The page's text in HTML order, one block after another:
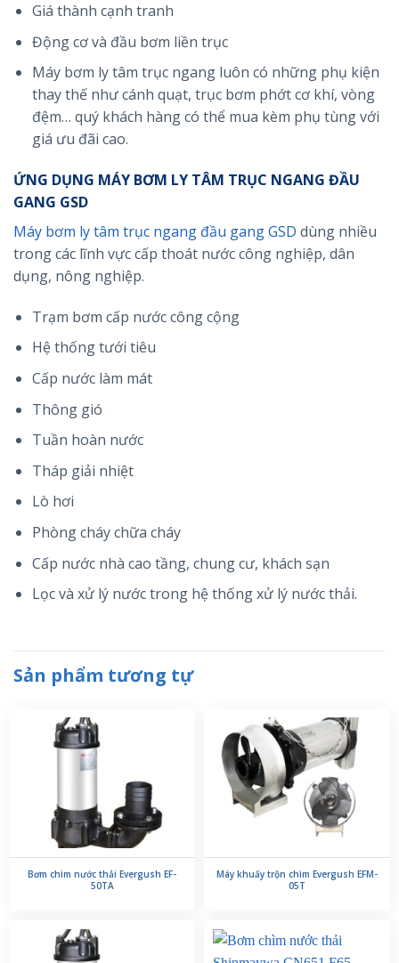
Giá thành cạnh tranh
Động cơ và đầu bơm liền trục
Máy bơm ly tâm trục ngang luôn có những phụ kiện
thay thế như cánh quạt, trục bơm phớt cơ khí, vòng
đệm… quý khách hàng có thể mua kèm phụ tùng với
giá ưu đãi cao.
ỨNG DỤNG MÁY BƠM LY TÂM TRỤC NGANG ĐẦU
GANG GSD
Máy bơm ly tâm trục ngang đầu gang GSD dùng nhiều
trong các lĩnh vực cấp thoát nước công nghiệp, dân
dụng, nông nghiệp.
Trạm bơm cấp nước công cộng
Hệ thống tưới tiêu
Cấp nước làm mát
Thông gió
Tuần hoàn nước
Tháp giải nhiệt
Lò hơi
Phòng cháy chữa cháy
Cấp nước nhà cao tầng, chung cư, khách sạn
Lọc và xử lý nước trong hệ thống xử lý nước thải.
Sản phẩm tương tự
Bơm chìm nước thải Evergush EF-
50TA
Máy khuấy trộn chìm Evergush EFM-
05T